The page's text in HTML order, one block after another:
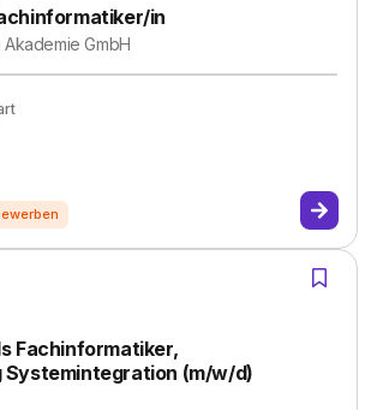
in
GmbH
Fachinformatiker,
Systemintegration (m/w/d)